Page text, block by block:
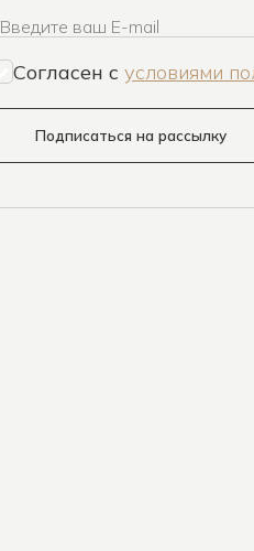
Введите ваш E-mail
Согласен c условиями
Подписаться на рассылку